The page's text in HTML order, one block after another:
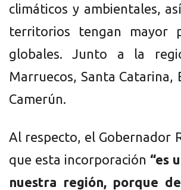
climáticos y ambientales,
territorios tengan mayor
globales. Junto a la
Marruecos, Santa Catarina,
Camerún.
Al respecto, el Gobernador
que esta incorporación “es
nuestra región, porque